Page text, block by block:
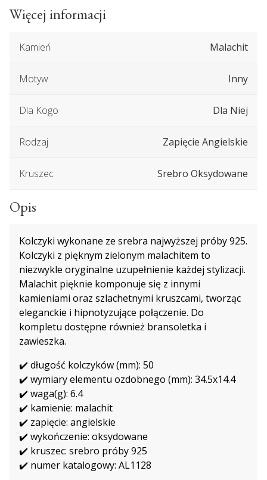
Więcej informacji
Kamień Malachit
Motyw Inny
Dla Kogo Dla Niej
Rodzaj Zapięcie Angielskie
Kruszec Srebro Oksydowane
Opis
Kolczyki wykonane ze srebra najwyższej próby 925.
Kolczyki z pięknym zielonym malachitem to
niezwykle oryginalne uzupełnienie każdej stylizacji.
Malachit pięknie komponuje się z innymi
kamieniami oraz szlachetnymi kruszcami, tworząc
eleganckie i hipnotyzujące połączenie. Do
kompletu dostępne również bransoletka i
zawieszka.
✔️ długość kolczyków (mm): 50
✔️ wymiary elementu ozdobnego (mm): 34.5x14.4
✔️ waga(g): 6.4
✔️ kamienie: malachit
✔️ zapięcie: angielskie
✔️ wykończenie: oksydowane
✔️ kruszec: srebro próby 925
✔️ numer katalogowy: AL1128